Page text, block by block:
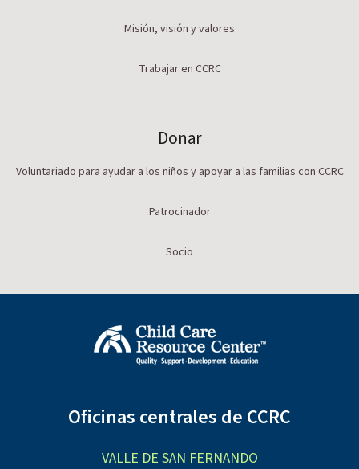
Misión, visión y valores
Trabajar en CCRC
Donar
Voluntariado para ayudar a los niños y apoyar a las familias con CCRC
Patrocinador
Socio
Oficinas centrales de CCRC
VALLE DE SAN FERNANDO